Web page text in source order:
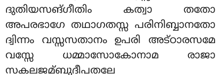
ദുതിയസങ്ഗീതിം കത്വാ തതോ
അപരഭാഗേ തഥാഗതസ്സ പരിനിബ്ബാനതോ
ദ്വിന്നം വസ്സസതാനം ഉപരി അട്ഠാരസമേ
വസ്സേ ധമ്മാസോകോനാമ രാജാ
സകലജമ്ബുദീപതലേ